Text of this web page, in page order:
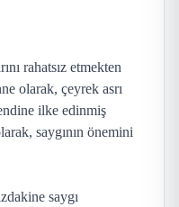
rahatsız etmekten
olarak, çeyrek asrı
ilke edinmiş
saygının önemini
saygı